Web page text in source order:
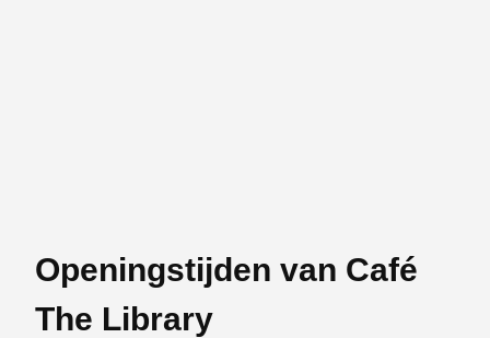
Openingstijden van Café
The Library